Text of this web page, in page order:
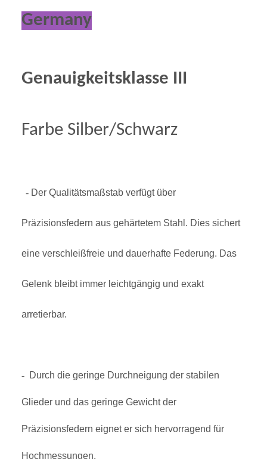
Germany
Genauigkeitsklasse III
Farbe Silber/Schwarz
- Der Qualitätsmaßstab verfügt über
Präzisionsfedern aus gehärtetem Stahl. Dies sichert
eine verschleißfreie und dauerhafte Federung. Das
Gelenk bleibt immer leichtgängig und exakt
arretierbar.
- Durch die geringe Durchneigung der stabilen
Glieder und das geringe Gewicht der
Präzisionsfedern eignet er sich hervorragend für
Hochmessungen.